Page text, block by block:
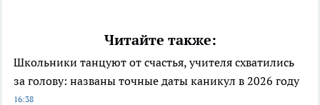
Читайте также:
Школьники танцуют от счастья, учителя схватились
за голову: названы точные даты каникул в 2026 году
16:38